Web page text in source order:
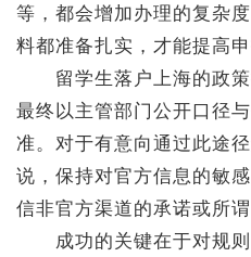
等，都会增加办理的复杂
料都准备扎实，才能提高申
留学生落户上海的政策
最终以主管部门公开口径
准。对于有意向通过此途
说，保持对官方信息的敏
信非官方渠道的承诺或所谓
成功的关键在于对规则